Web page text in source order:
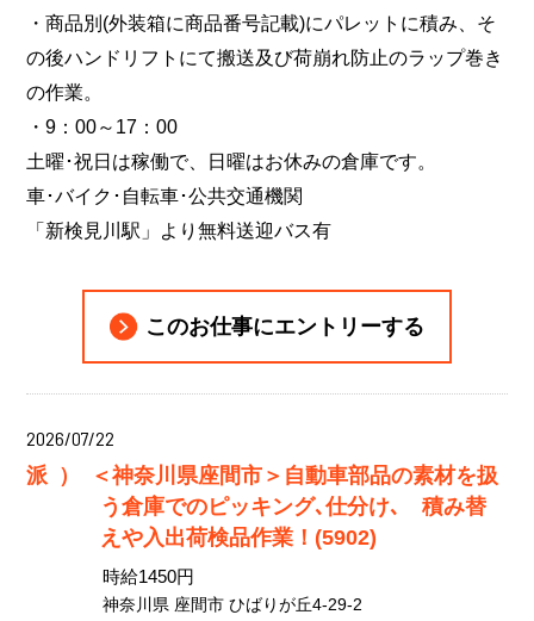
・商品別(外装箱に商品番号記載)にパレットに積み、そ
の後ハンドリフトにて搬送及び荷崩れ防止のラップ巻き
の作業。
・9：00～17：00
土曜･祝日は稼働で、日曜はお休みの倉庫です。
車･バイク･自転車･公共交通機関
「新検見川駅」より無料送迎バス有
このお仕事にエントリーする
2026/07/22
派）
＜神奈川県座間市＞自動車部品の素材を扱
う倉庫でのピッキング､仕分け､ 積み替
えや入出荷検品作業！(5902)
時給1450円
神奈川県 座間市 ひばりが丘4-29-2